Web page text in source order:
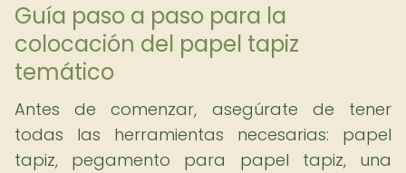
Guía paso a paso para la
colocación del papel tapiz
temático
Antes de comenzar, asegúrate de tener
todas las herramientas necesarias: papel
tapiz, pegamento para papel tapiz, una